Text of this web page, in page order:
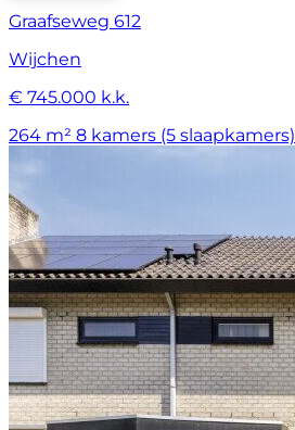
Graafseweg 612
Wijchen
€ 745.000 k.k.
264 m² 8 kamers (5 slaapkamers)